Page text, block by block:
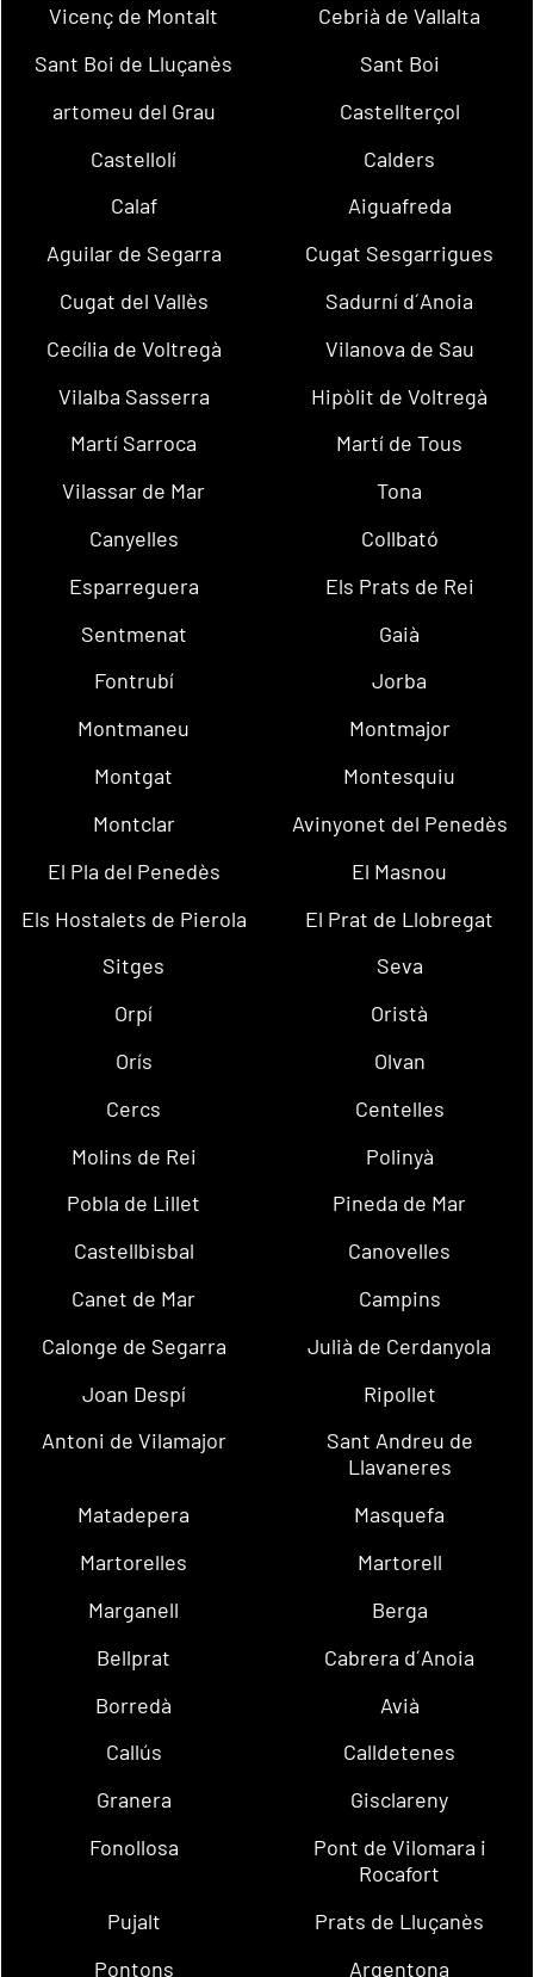
Vicenç de Montalt
Cebrià de Vallalta
Sant Boi de Lluçanès
Sant Boi
artomeu del Grau
Castellterçol
Castellolí
Calders
Calaf
Aiguafreda
Aguilar de Segarra
Cugat Sesgarrigues
Cugat del Vallès
Sadurní d´Anoia
Cecília de Voltregà
Vilanova de Sau
Vilalba Sasserra
Hipòlit de Voltregà
Martí Sarroca
Martí de Tous
Vilassar de Mar
Tona
Canyelles
Collbató
Esparreguera
Els Prats de Rei
Sentmenat
Gaià
Fontrubí
Jorba
Montmaneu
Montmajor
Montgat
Montesquiu
Montclar
Avinyonet del Penedès
El Pla del Penedès
El Masnou
Els Hostalets de Pierola
El Prat de Llobregat
Sitges
Seva
Orpí
Oristà
Orís
Olvan
Cercs
Centelles
Molins de Rei
Polinyà
Pobla de Lillet
Pineda de Mar
Castellbisbal
Canovelles
Canet de Mar
Campins
Calonge de Segarra
Julià de Cerdanyola
Joan Despí
Ripollet
Antoni de Vilamajor
Sant Andreu de
Llavaneres
Matadepera
Masquefa
Martorelles
Martorell
Marganell
Berga
Bellprat
Cabrera d´Anoia
Borredà
Avià
Callús
Calldetenes
Granera
Gisclareny
Fonollosa
Pont de Vilomara i
Rocafort
Pujalt
Prats de Lluçanès
Pontons
Argentona